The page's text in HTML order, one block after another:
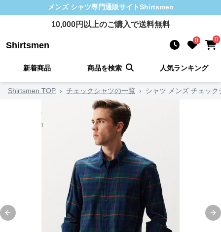
メンズ シャツ専門通販サイトShirtsmen
10,000円以上のご購入で送料無料
Shirtsmen 0 0
新着商品 商品を検索 人気ランキング
Shirtsmen TOP › チェックシャツの一覧 › シャツ メンズ チェッ
Previous slide